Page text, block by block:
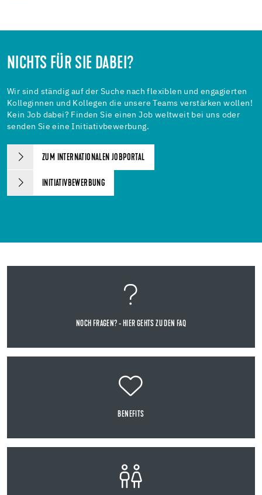
NICHTS FÜR SIE DABEI?
Wir sind ständig auf der Suche nach flexiblen und engagierten
Kolleginnen und Kollegen die unsere Teams verstärken wollen!
Kein Job dabei? Finden Sie einen Job weltweit bei uns oder
senden Sie eine Initiativbewerbung.
ZUM INTERNATIONALEN JOBPORTAL
INITIATIVBEWERBUNG
NOCH FRAGEN? - HIER GEHTS ZU DEN FAQ
BENEFITS